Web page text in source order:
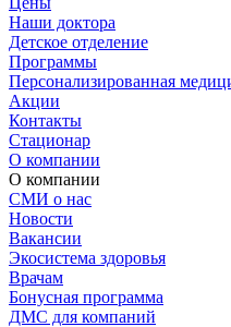
Наши доктора
Детское отделение
Программы
Персонализированная
Акции
Контакты
Стационар
О компании
О компании
СМИ о нас
Новости
Вакансии
Экосистема здоровья
Врачам
Бонусная программа
ДМС для компаний